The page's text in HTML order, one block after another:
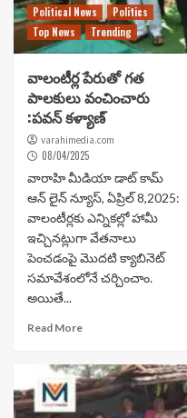
Political News
Politics
Top News
Trending
వాలంటీర్ల పేరుతో గత
పాలకులు వంచించారు
:పవన్ కళ్యాణ్
varahimedia.com
08/04/2025
వారాహి మీడియా డాట్ కామ్
ఆన్ లైన్ న్యూస్, ఏప్రిల్ 8,2025:
వాలంటీర్లకు ఎన్నికల్లో హామీ
ఇచ్చినట్లుగా వేతనాలు
పెంచడంపై మొదటి క్యాబినెట్
సమావేశంలోనే చర్చించాం.
అయితే...
Read More